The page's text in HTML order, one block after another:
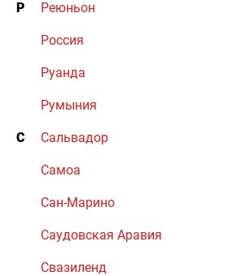
Р Реюньон
Россия
Руанда
Румыния
С Сальвадор
Самоа
Сан-Марино
Саудовская Аравия
Свазиленд